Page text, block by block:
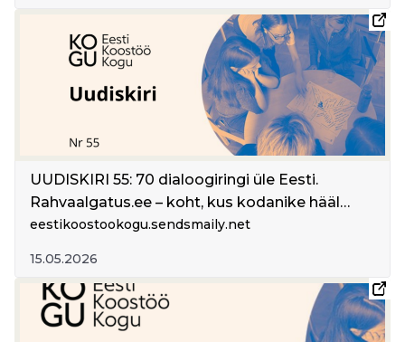
UUDISKIRI 55: 70 dialoogiringi üle Eesti.
Rahvaalgatus.ee – koht, kus kodanike hääl
loeb. Demokraatia sünnib koos inimestega.
Rahvaalgatus.ee aprillis 2026
eestikoostookogu.sendsmaily.net
15.05.2026